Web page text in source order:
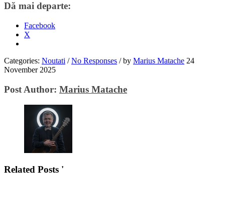
Dă mai departe:
Facebook
X
Categories: Noutati / No Responses /by Marius Matache 24
November 2025
Post Author: Marius Matache
Related Posts '